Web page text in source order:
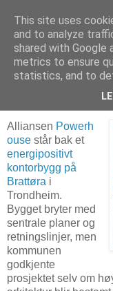
05 november 2020
Powerhouse,
Alliansen Powerh
ouse står bak et
energipositivt
kontorbygg på
Brattøra i
Trondheim.
Bygget bryter med
sentrale planer og
retningslinjer, men
kommunen
godkjente
prosjektet selv om
This site uses
and to analyze
shared with Google
metrics to ensure
statistics, and to